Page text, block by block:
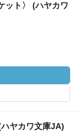
ット〉 (ハヤカワ
ヤカワ文庫JA)